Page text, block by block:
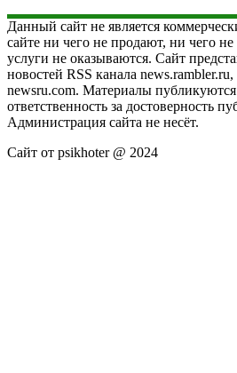
Данный сайт не является
сайте ни чего не продают, ни чего
услуги не оказываются. Сайт
новостей RSS канала
newsru.com. Материалы
ответственность за достоверность
Администрация сайта не несёт.
Сайт от psikhoter @ 2024